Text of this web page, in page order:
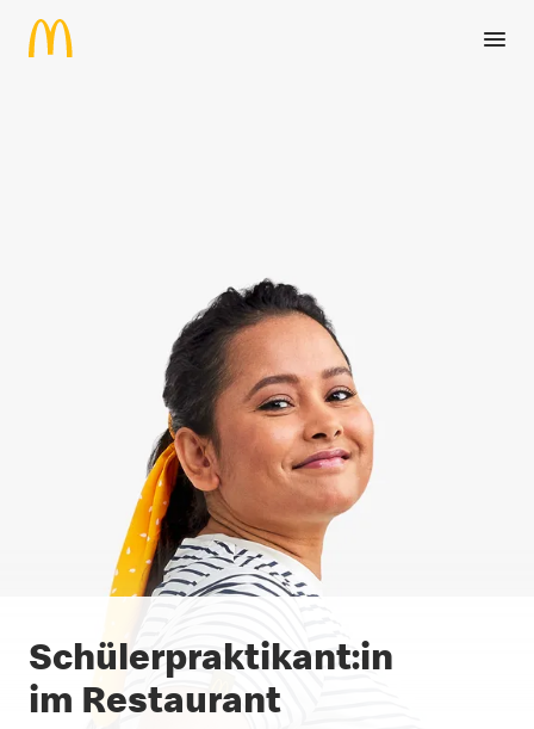
Zum Hauptinhalt springen
Schüler­praktikant:in
im Restaurant